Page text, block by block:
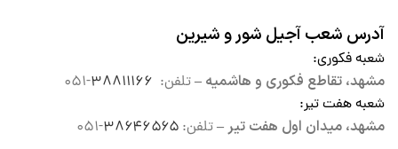
آدرس شعب آجیل شور و شیرین
شعبه فکوری:
مشهد، تقاطع فکوری و هاشمیه –تلفن: ۳۸۸۱۱۱۶۶-۰۵۱
شعبه هفت تیر:
مشهد، میدان اول هفت تیر –تلفن: ۳۸۶۴۶۵۶۵-۰۵۱